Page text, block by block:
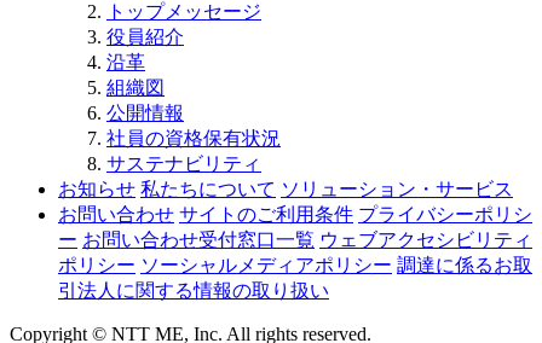
トップメッセージ
役員紹介
沿革
組織図
公開情報
社員の資格保有状況
サステナビリティ
お知らせ 私たちについて ソリューション・サービス
お問い合わせ サイトのご利用条件 プライバシーポリシ
ー お問い合わせ受付窓口一覧 ウェブアクセシビリティ
ポリシー ソーシャルメディアポリシー 調達に係るお取
引法人に関する情報の取り扱い
Copyright © NTT ME, Inc. All rights reserved.